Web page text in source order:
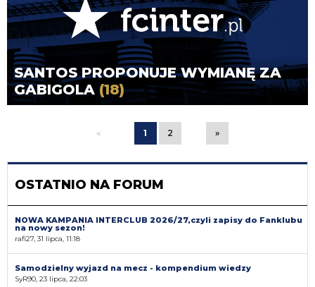
SANTOS PROPONUJE WYMIANĘ ZA
GABIGOLA (18)
« 1 2 »
OSTATNIO NA FORUM
NOWA KAMPANIA INTERCLUB 2026/27,czyli zapisy do Fanklubu
na nowy sezon!
rafi27, 31 lipca, 11:18
Samodzielny wyjazd na mecz - kompendium wiedzy
SyR90, 23 lipca, 22:03